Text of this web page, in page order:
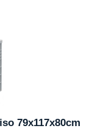
79x117x80cm